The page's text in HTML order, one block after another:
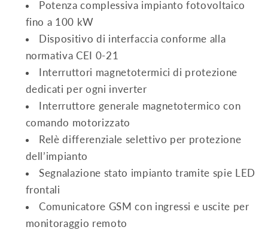
Potenza complessiva impianto fotovoltaico
fino a 100 kW
Dispositivo di interfaccia conforme alla
normativa CEI 0-21
Interruttori magnetotermici di protezione
dedicati per ogni inverter
Interruttore generale magnetotermico con
comando motorizzato
Relè differenziale selettivo per protezione
dell’impianto
Segnalazione stato impianto tramite spie LED
frontali
Comunicatore GSM con ingressi e uscite per
monitoraggio remoto